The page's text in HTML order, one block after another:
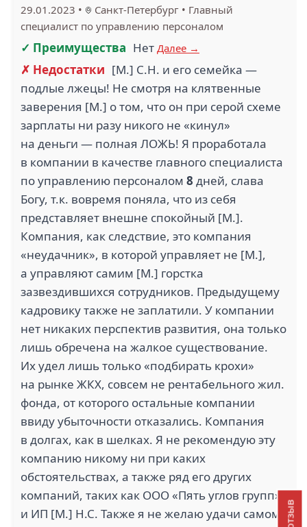
29.01.2023 • Санкт-Петербург • Главный
специалист по управлению персоналом
✓ Преимущества Нет Далее →
✗ Недостатки [М.] С.Н. и его семейка —
подлые лжецы! Не смотря на клятвенные
заверения [М.] о том, что он при серой схеме
зарплаты ни разу никого не «кинул»
на деньги — полная ЛОЖЬ! Я проработала
в компании в качестве главного специалиста
по управлению персоналом 8 дней, слава
Богу, т.к. вовремя поняла, что из себя
представляет внешне спокойный [М.].
Компания, как следствие, это компания
«неудачник», в которой управляет не [М.],
а управляют самим [М.] горстка
зазвездившихся сотрудников. Предыдущему
кадровику также не заплатили. У компании
нет никаких перспектив развития, она только
лишь обречена на жалкое существование.
Их удел лишь только «подбирать крохи»
на рынке ЖКХ, совсем не рентабельного жил.
фонда, от которого остальные компании
ввиду убыточности отказались. Компания
в долгах, как в шелках. Я не рекомендую эту
компанию никому ни при каких
обстоятельствах, а также ряд его других
компаний, таких как ООО «Пять углов групп»
и ИП [М.] Н.С. Также я не желаю удачи самому